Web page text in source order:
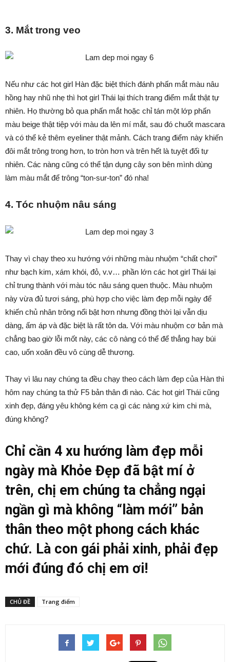
3. Mắt trong veo
Nếu như các hot girl Hàn đặc biệt thích đánh phấn mắt màu nâu
hồng hay nhũ nhẹ thì hot girl Thái lại thích trang điểm mắt thật tự
nhiên. Họ thường bỏ qua phấn mắt hoặc chỉ tán một lớp phấn
màu beige thật tiệp với màu da lên mí mắt, sau đó chuốt mascara
và có thể kẻ thêm eyeliner thật mảnh. Cách trang điểm này khiến
đôi mắt trông trong hơn, to tròn hơn và trên hết là tuyệt đối tự
nhiên. Các nàng cũng có thể tận dụng cây son bên mình dùng
làm màu mắt để trông “ton-sur-ton” đó nha!
4. Tóc nhuộm nâu sáng
Thay vì chạy theo xu hướng với những màu nhuộm “chất chơi”
như bạch kim, xám khói, đỏ, v.v… phần lớn các hot girl Thái lại
chỉ trung thành với màu tóc nâu sáng quen thuộc. Màu nhuộm
này vừa đủ tươi sáng, phù hợp cho việc làm đẹp mỗi ngày để
khiến chủ nhân trông nổi bật hơn nhưng đồng thời lại vẫn dịu
dàng, ấm áp và đặc biệt là rất tôn da. Với màu nhuộm cơ bản mà
chẳng bao giờ lỗi mốt này, các cô nàng có thể để thẳng hay búi
cao, uốn xoăn đều vô cùng dễ thương.
Thay vì lâu nay chúng ta đều chạy theo cách làm đẹp của Hàn thì
hôm nay chúng ta thử F5 bản thân đi nào. Các hot girl Thái cũng
xinh đẹp, đáng yêu không kém cạ gì các nàng xứ kim chi mà,
đúng không?
Chỉ cần 4 xu hướng làm đẹp mỗi
ngày mà Khỏe Đẹp đã bật mí ở
trên, chị em chúng ta chẳng ngại
ngần gì mà không “làm mới” bản
thân theo một phong cách khác
chứ. Là con gái phải xinh, phải đẹp
mới đúng đó chị em ơi!
CHỦ ĐỀ Trang điểm